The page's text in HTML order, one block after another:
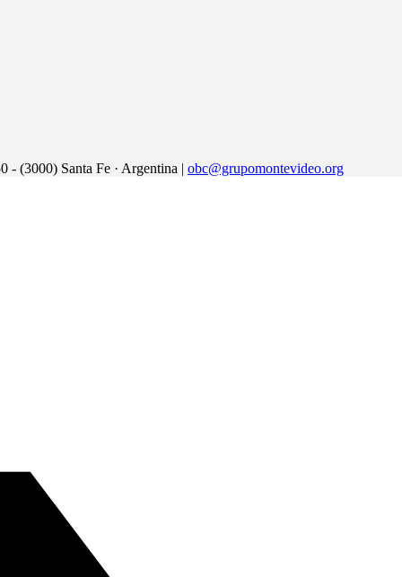
(3000) Santa Fe · Argentina | obc@grupomontevideo.org